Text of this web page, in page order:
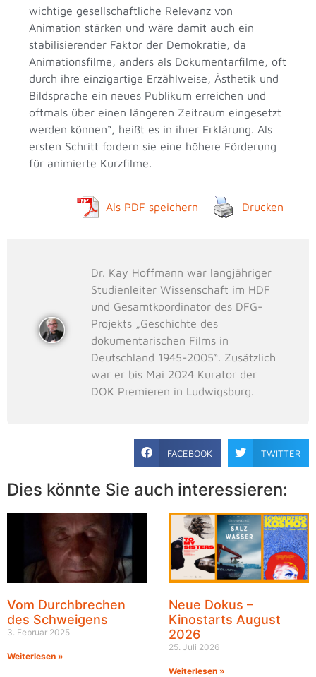
wichtige gesellschaftliche Relevanz von
Animation stärken und wäre damit auch ein
stabilisierender Faktor der Demokratie, da
Animationsfilme, anders als Dokumentarfilme, oft
durch ihre einzigartige Erzählweise, Ästhetik und
Bildsprache ein neues Publikum erreichen und
oftmals über einen längeren Zeitraum eingesetzt
werden können“, heißt es in ihrer Erklärung. Als
ersten Schritt fordern sie eine höhere Förderung
für animierte Kurzfilme.
Als PDF speichern Drucken
Dr. Kay Hoffmann war langjähriger
Studienleiter Wissenschaft im HDF
und Gesamtkoordinator des DFG-
Projekts „Geschichte des
dokumentarischen Films in
Deutschland 1945-2005“. Zusätzlich
war er bis Mai 2024 Kurator der
DOK Premieren in Ludwigsburg.
FACEBOOK TWITTER
Dies könnte Sie auch interessieren:
Vom Durchbrechen
des Schweigens
3. Februar 2025
Weiterlesen »
Neue Dokus –
Kinostarts August
2026
25. Juli 2026
Weiterlesen »